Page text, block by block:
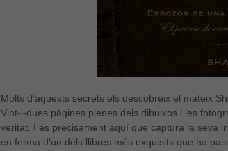
Molts d’aquests secrets els descobreix el mateix
Vint-i-dues pàgines plenes dels dibuixos i les
veritat. I és precisament aquí que captura la seva
en forma d’un dels llibres més exquisits que ha